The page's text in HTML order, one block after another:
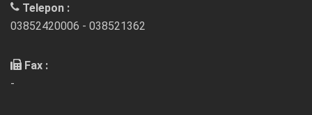
Telepon :
03852420006 - 038521362
Fax :
-